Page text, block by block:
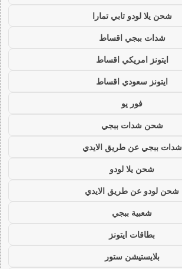
شحن يلا لودو تابي تمارا
شدات ببجي اقساط
ايتونز امريكي اقساط
ايتونز سعودي اقساط
فور يو
شحن شدات ببجي
شدات ببجي عن طريق الايدي
شحن يلا لودو
شحن لودو عن طريق الايدي
شعبية ببجي
بطاقات ايتونز
بلايستيشن ستور